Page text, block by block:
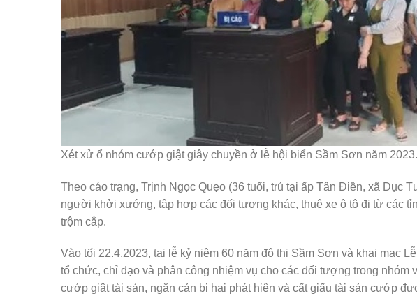
Xét xử ổ nhóm cướp giật giây chuyền ở lễ hội biển Sầm Sơn năm
Theo cáo trạng, Trịnh Ngọc Quẹo (36 tuổi, trú tại ấp Tân Điền, xã Dục
người khởi xướng, tập hợp các đối tượng khác, thuê xe ô tô đi từ các
trộm cắp.
Vào tối 22.4.2023, tại lễ kỷ niệm 60 năm đô thị Sầm Sơn và khai mạc
tổ chức, chỉ đạo và phân công nhiệm vụ cho các đối tượng trong nhóm
cướp giật tài sản, ngăn cản bị hại phát hiện và cất giấu tài sản cướp